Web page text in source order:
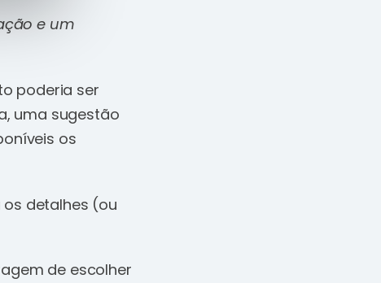
e um
poderia ser
uma sugestão
os
os detalhes (ou
de escolher